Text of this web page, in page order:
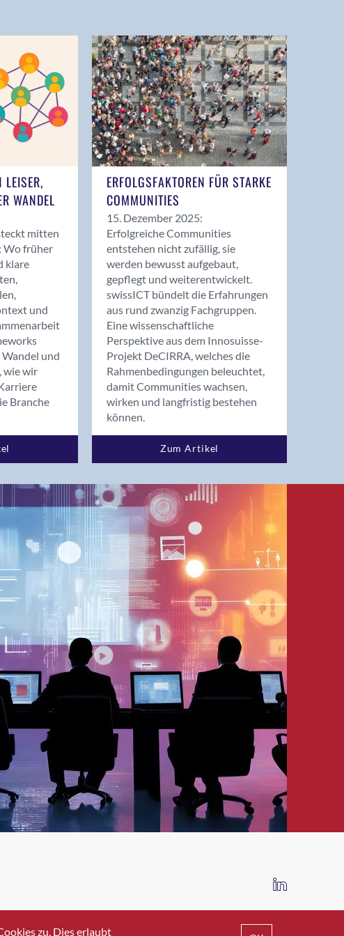
LEISER,
WANDEL
mitten
Wo früher
klare
und
und
wie wir
Branche
ERFOLGSFAKTOREN FÜR STARKE
COMMUNITIES
15. Dezember 2025:
Erfolgreiche Communities
entstehen nicht zufällig, sie
werden bewusst aufgebaut,
gepflegt und weiterentwickelt.
swissICT bündelt die Erfahrungen
aus rund zwanzig Fachgruppen.
Eine wissenschaftliche
Perspektive aus dem Innosuisse-
Projekt DeCIRRA, welches die
Rahmenbedingungen beleuchtet,
damit Communities wachsen,
wirken und langfristig bestehen
können.
Zum Artikel
IMPRESSUM DATENSCHUTZ AGB
zu. Dies erlaubt